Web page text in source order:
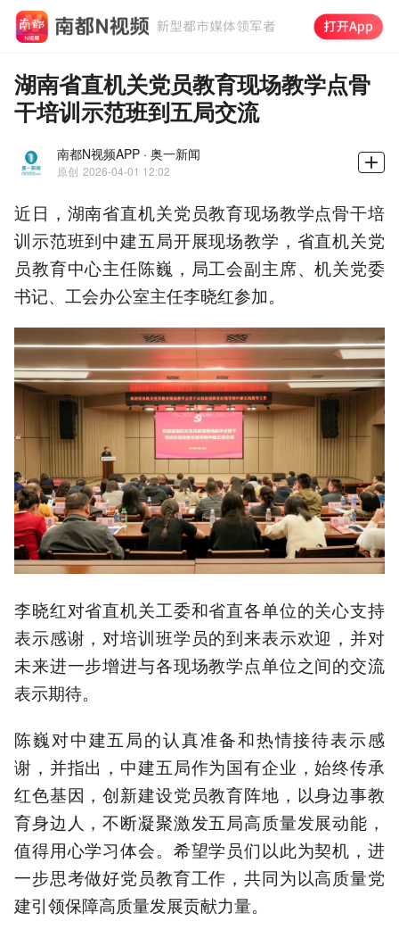
湖南省直机关党员教育现场教学点骨
干培训示范班到五局交流
南都N视频APP · 奥一新闻
原创 2026-04-01 12:02
近日，湖南省直机关党员教育现场教学点骨干培
训示范班到中建五局开展现场教学，省直机关党
员教育中心主任陈巍，局工会副主席、机关党委
书记、工会办公室主任李晓红参加。
李晓红对省直机关工委和省直各单位的关心支持
表示感谢，对培训班学员的到来表示欢迎，并对
未来进一步增进与各现场教学点单位之间的交流
表示期待。
陈巍对中建五局的认真准备和热情接待表示感
谢，并指出，中建五局作为国有企业，始终传承
红色基因，创新建设党员教育阵地，以身边事教
育身边人，不断凝聚激发五局高质量发展动能，
值得用心学习体会。希望学员们以此为契机，进
一步思考做好党员教育工作，共同为以高质量党
建引领保障高质量发展贡献力量。